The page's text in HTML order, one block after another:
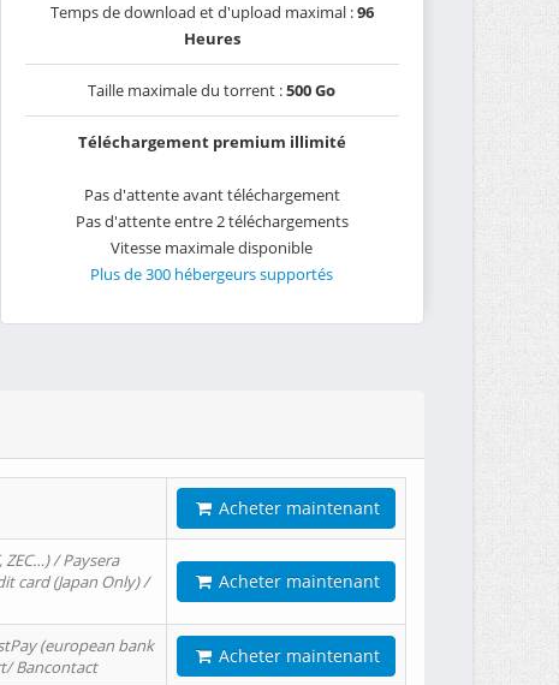
Temps de download et d'upload maximal :96
Heures
Taille maximale du torrent :500 Go
Téléchargement premium illimité
Pas d'attente avant téléchargement
Pas d'attente entre 2 téléchargements
Vitesse maximale disponible
Plus de 300 hébergeurs supportés
Acheter maintenant
ZEC…) / Paysera
card (Japan Only) /
Acheter maintenant
(european bank
Bancontact
Acheter maintenant